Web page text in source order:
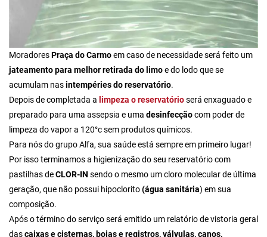
MoradoresPraça do Carmoem caso de necessidade será feito um
jateamento para melhor retirada do limoe do lodo que se
acumulam nasintempéries do reservatório.
Depois de completada a limpeza o reservatórioserá enxaguado e
preparado para uma assepsia e uma desinfecçãocom poder de
limpeza do vapor a 120°c sem produtos químicos.
Para nós do grupo Alfa, sua saúde está sempre em primeiro lugar!
Por isso terminamos a higienização do seu reservatório com
pastilhas deCLOR-IN sendo o mesmo um cloro molecular de última
geração, que não possui hipoclorito(água sanitária) em sua
composição.
Após o término do serviço será emitido um relatório de vistoria geral
dascaixas e cisternas, boias e registros, válvulas, canos,